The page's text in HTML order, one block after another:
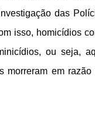
das
isso, homicídios
ou seja,
morreram em